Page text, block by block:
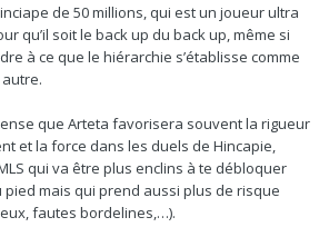
considération envers MLS qui etait un des
saison dernière.
de 50 millions, qui est un joueur ultra
qu’il soit le back up du back up, même si
à ce que le hiérarchie s’établisse comme
que Arteta favorisera souvent la rigueur
et la force dans les duels de Hincapie,
qui va être plus enclins à te débloquer
mais qui prend aussi plus de risque
fautes bordelines,…).